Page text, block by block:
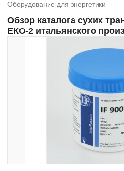
Оборудование для энергетики
Обзор каталога сухих
EКО-2 итальянского